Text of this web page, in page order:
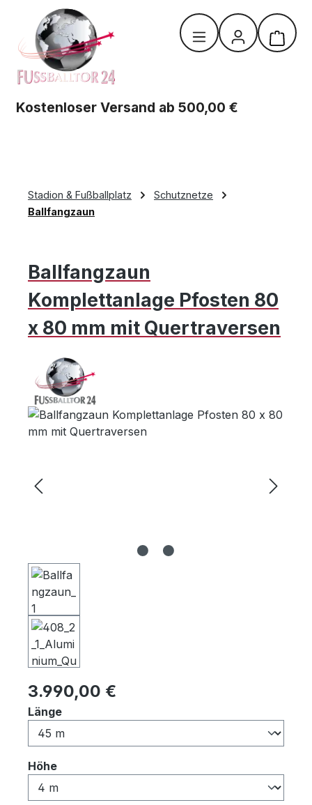
Zum Hauptinhalt springen
Kostenloser Versand ab 500,00 €
Stadion & Fußballplatz
Schutznetze
Ballfangzaun
Ballfangzaun
Komplettanlage Pfosten 80
x 80 mm mit Quertraversen
Bildergalerie überspringen
Regulärer Preis:
3.990,00 €
Längeauswählen
Höheauswählen